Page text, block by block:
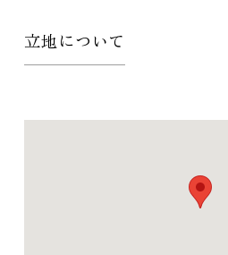
立地について